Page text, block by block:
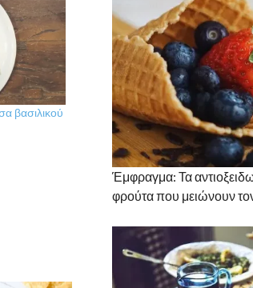
βασιλικού
Έμφραγμα: Τα
φρούτα που μειώνουν